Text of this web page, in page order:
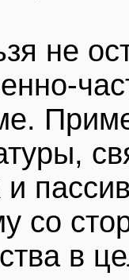
не
со
в